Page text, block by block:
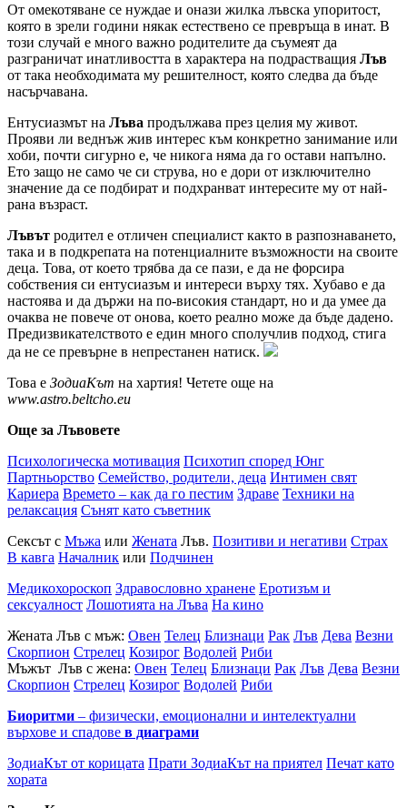
От омекотяване се нуждае и онази жилка лъвска упоритост,
която в зрели години някак естествено се превръща в инат. В
този случай е много важно родителите да съумеят да
разграничат инатливостта в характера на подрастващия Лъв
от така необходимата му решителност, която следва да бъде
насърчавана.
Ентусиазмът на Лъва продължава през целия му живот.
Прояви ли веднъж жив интерес към конкретно занимание или
хоби, почти сигурно е, че никога няма да го остави напълно.
Ето защо не само че си струва, но е дори от изключително
значение да се подбират и подхранват интересите му от най-
рана възраст.
Лъвът родител е отличен специалист както в разпознаването,
така и в подкрепата на потенциалните възможности на своите
деца. Това, от което трябва да се пази, е да не форсира
собствения си ентусиазъм и интереси върху тях. Хубаво е да
настоява и да държи на по-високия стандарт, но и да умее да
очаква не повече от онова, което реално може да бъде дадено.
Предизвикателството е един много сполучлив подход, стига
да не се превърне в непрестанен натиск.
Това е ЗодиаКът на хартия! Четете още на
www.astro.beltcho.eu
Още за Лъвовете
Психологическа мотивация Психотип според Юнг
Партньорство Семейство, родители, деца Интимен свят
Кариера Времето – как да го пестим Здраве Техники на
релаксация Сънят като съветник
Сексът с Мъжа или Жената Лъв. Позитиви и негативи Страх
В кавга Началник или Подчинен
Медикохороскоп Здравословно хранене Еротизъм и
сексуалност Лошотията на Лъва На кино
Жената Лъв с мъж: Овен Телец Близнаци Рак Лъв Дева Везни
Скорпион Стрелец Козирог Водолей Риби
Мъжът Лъв с жена: Овен Телец Близнаци Рак Лъв Дева Везни
Скорпион Стрелец Козирог Водолей Риби
Биоритми – физически, емоционални и интелектуални
върхове и спадове в диаграми
ЗодиаКът от корицата Прати ЗодиаКът на приятел Печат като
хората